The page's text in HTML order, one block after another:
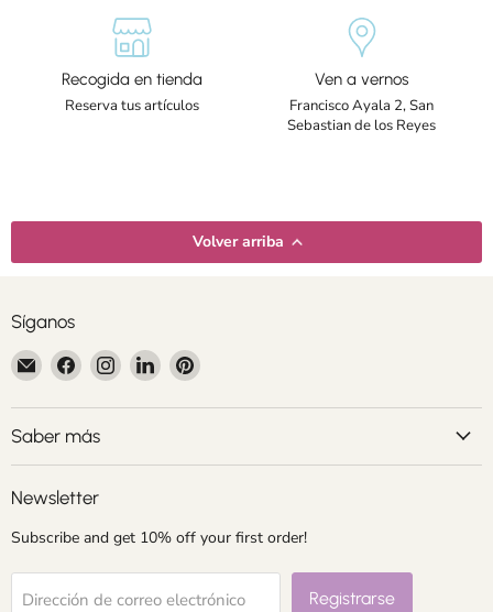
Recogida en tienda
Reserva tus artículos
Ven a vernos
Francisco Ayala 2, San
Sebastian de los Reyes
Volver arriba
Síganos
Encuéntrenos
en
Correo
electrónico
Encuéntrenos
en
Facebook
Encuéntrenos
en
Instagram
Encuéntrenos
en
LinkedIn
Encuéntrenos
Pinterest
Saber más
Newsletter
Subscribe and get 10% off your first order!
Dirección de correo electrónico Registrarse